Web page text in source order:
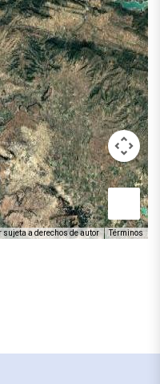
sujeta a derechos de autor Términos